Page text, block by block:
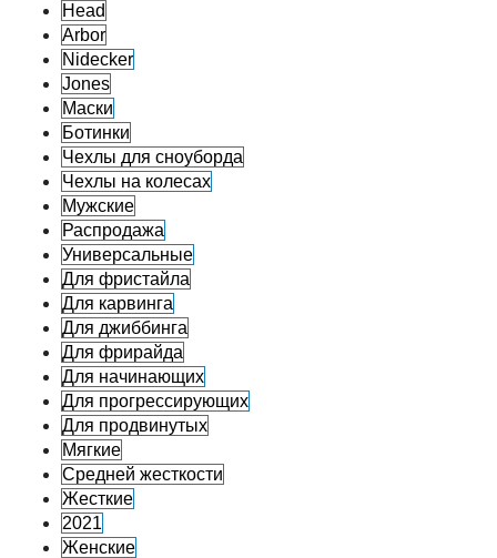
Head
Arbor
Nidecker
Jones
Маски
Ботинки
Чехлы для сноуборда
Чехлы на колесах
Мужские
Распродажа
Универсальные
Для фристайла
Для карвинга
Для джиббинга
Для фрирайда
Для начинающих
Для прогрессирующих
Для продвинутых
Мягкие
Средней жесткости
Жесткие
2021
Женские